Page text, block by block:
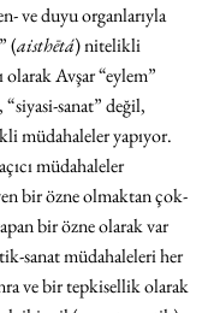
ve duyu organlarıyla
(aisthētá) nitelikli
olarak Avşar “eylem”
sanat” değil,
müdahaleler yapıyor.
açıcı müdahaleler
bir özne olmaktan çok-
bir özne olarak var
sanat müdahaleleri her
ve bir tepkisellik olarak